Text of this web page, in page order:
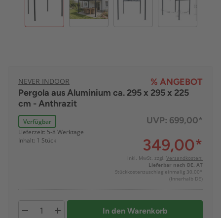
NEVER INDOOR
% ANGEBOT
Pergola aus Aluminium ca. 295 x 295 x 225
cm - Anthrazit
Verfügbar
Lieferzeit: 5-8 Werktage
Inhalt: 1 Stück
UVP: 699,00*
349,00*
inkl. MwSt. zzgl. Versandkosten:
Lieferbar nach DE, AT
Stückkostenzuschlag einmalig 30,00*
(Innerhalb DE)
In den Warenkorb